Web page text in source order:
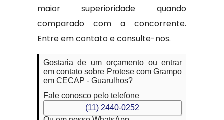
maior superioridade quando
comparado com a concorrente.
Entre em contato e consulte-nos.
Gostaria de um orçamento ou entrar
em contato sobre Protese com Grampo
em CECAP - Guarulhos?
Fale conosco pelo telefone
(11) 2440-0252